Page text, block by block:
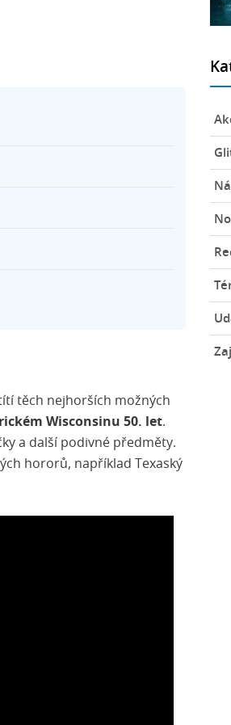
těch nejhorších možných
Wisconsinu 50. let.
a další podivné předměty.
hororů, například Texaský